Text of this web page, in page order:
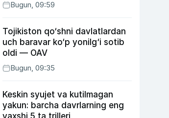
Bugun, 09:59
Tojikiston qo‘shni davlatlardan
uch baravar ko‘p yonilg‘i sotib
oldi — OAV
Bugun, 09:35
Keskin syujet va kutilmagan
yakun: barcha davrlarning eng
yaxshi 5 ta trilleri